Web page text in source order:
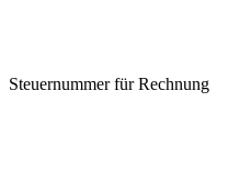
Steuernummer für Rechnung